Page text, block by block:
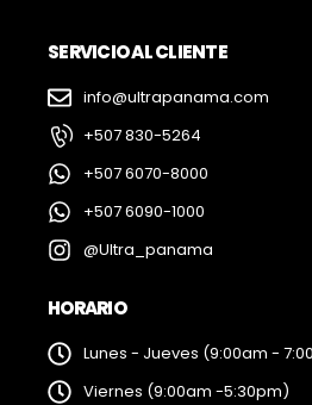
SERVICIO AL CLIENTE
info@ultrapanama.com
+507 830-5264
+507 6070-8000
+507 6090-1000
@Ultra_panama
HORARIO
Lunes - Jueves (9:00am -
Viernes (9:00am -5:30pm)